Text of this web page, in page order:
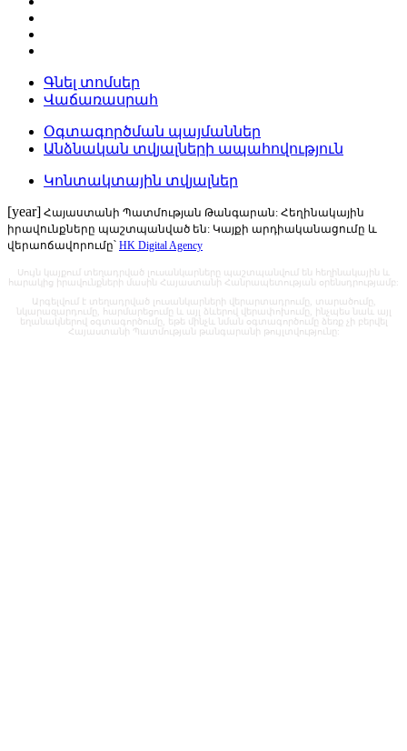
Գնել տոմսեր
Վաճառասրահ
Օգտագործման պայմաններ
Անձնական տվյալների ապահովություն
Կոնտակտային տվյալներ
[year] Հայաստանի Պատմության Թանգարան: Հեղինակային
իրավունքները պաշտպանված են: Կայքի արդիականացումը և
վերաոճավորումը՝ HK Digital Agency
Սույն կայքում տեղադրված լուսանկարները պաշտպանվում են հեղինակային և
հարակից իրավունքների մասին Հայաստանի Հանրապետության օրենսդրությամբ:
Արգելվում է տեղադրված լուսանկարների վերարտադրումը, տարածումը,
նկարազարդումը, հարմարեցումը և այլ ձևերով վերափոխումը, ինչպես նաև այլ
եղանակներով օգտագործումը, եթե մինչև նման օգտագործումը ձեռք չի բերվել
Հայաստանի Պատմության թանգարանի թույլտվությունը: